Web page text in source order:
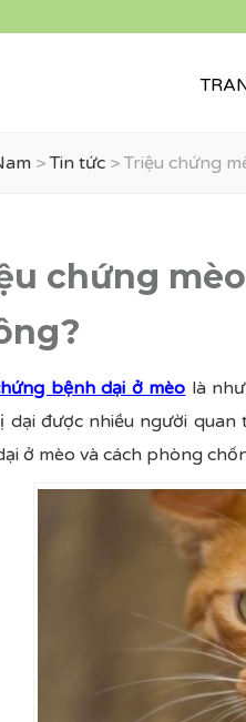
>Tin tức > Triệu chứng
chứng
bệnh dại ở mèo là
dại được nhiều người
ở mèo và cách phòng